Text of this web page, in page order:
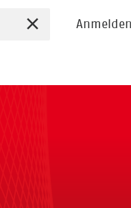
SucheingabeAnmelden